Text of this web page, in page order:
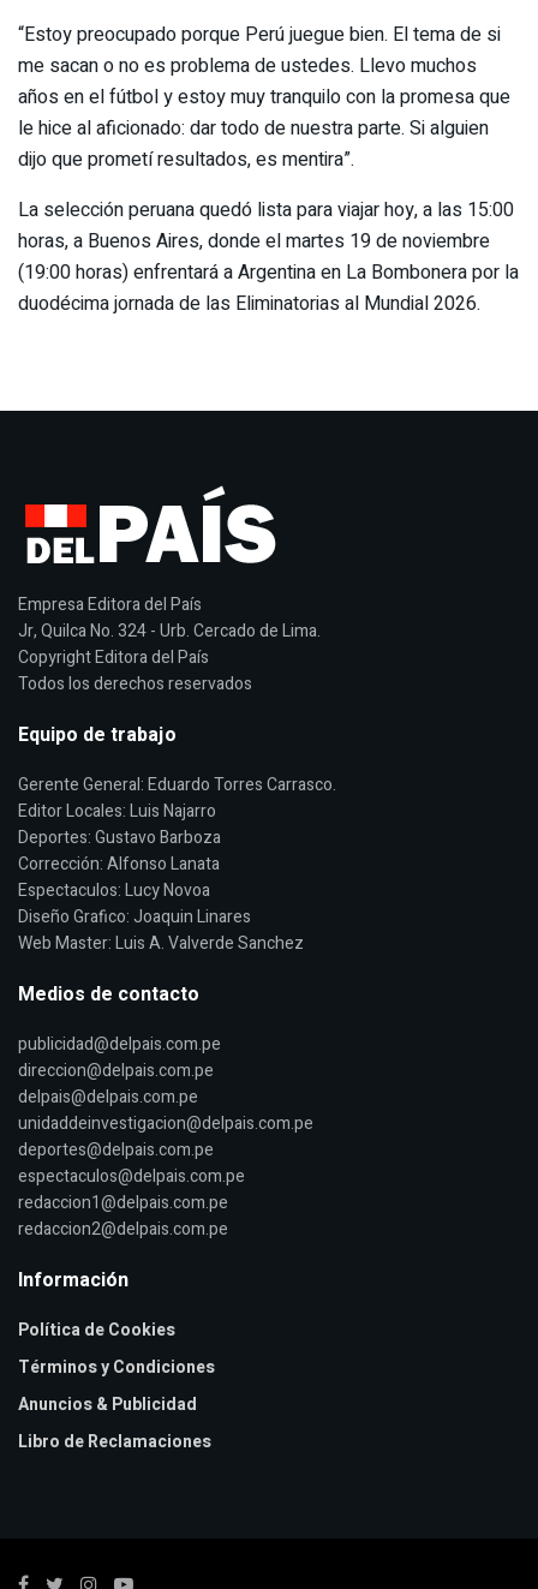
“Estoy preocupado porque Perú juegue bien. El tema de si
me sacan o no es problema de ustedes. Llevo muchos
años en el fútbol y estoy muy tranquilo con la promesa que
le hice al aficionado: dar todo de nuestra parte. Si alguien
dijo que prometí resultados, es mentira”.
La selección peruana quedó lista para viajar hoy, a las 15:00
horas, a Buenos Aires, donde el martes 19 de noviembre
(19:00 horas) enfrentará a Argentina en La Bombonera por la
duodécima jornada de las Eliminatorias al Mundial 2026.
Empresa Editora del País
Jr, Quilca No. 324 - Urb. Cercado de Lima.
Copyright Editora del País
Todos los derechos reservados
Equipo de trabajo
Gerente General: Eduardo Torres Carrasco.
Editor Locales: Luis Najarro
Deportes: Gustavo Barboza
Corrección: Alfonso Lanata
Espectaculos: Lucy Novoa
Diseño Grafico: Joaquin Linares
Web Master: Luis A. Valverde Sanchez
Medios de contacto
publicidad@delpais.com.pe
direccion@delpais.com.pe
delpais@delpais.com.pe
unidaddeinvestigacion@delpais.com.pe
deportes@delpais.com.pe
espectaculos@delpais.com.pe
redaccion1@delpais.com.pe
redaccion2@delpais.com.pe
Información
Política de Cookies
Términos y Condiciones
Anuncios & Publicidad
Libro de Reclamaciones